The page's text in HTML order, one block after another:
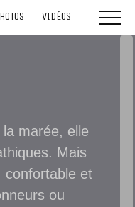
VIDÉOS
la marée, elle
Mais
confortable et
ou